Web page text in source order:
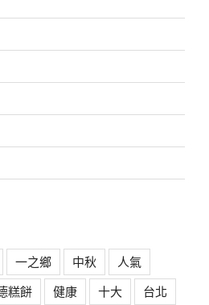
一之鄉 中秋
人氣
糕餅 健康 十大
台北